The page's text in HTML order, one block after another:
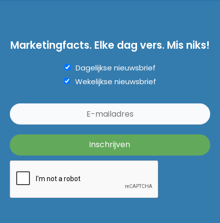
Marketingfacts. Elke dag vers. Mis niks!
Dagelijkse nieuwsbrief
Wekelijkse nieuwsbrief